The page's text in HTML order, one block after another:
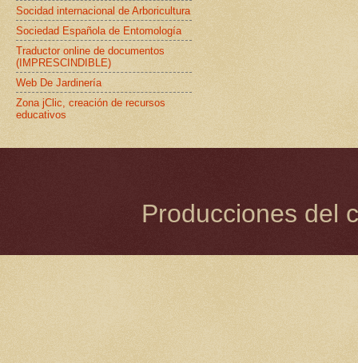
Socidad internacional de Arboricultura
Sociedad Española de Entomología
Traductor online de documentos
(IMPRESCINDIBLE)
Web De Jardinería
Zona jClic, creación de recursos
educativos
Producciones del